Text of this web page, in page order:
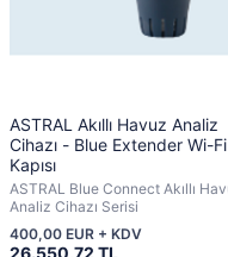
ASTRAL Akıllı Havuz Analiz
Cihazı - Blue Extender Wi-Fi
Kapısı
ASTRAL Blue Connect Akıllı Havuz
Analiz Cihazı Serisi
26.550,72 TL
400,00 EUR + KDV